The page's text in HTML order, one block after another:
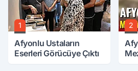
1
Afyonlu Ustaların
Eserleri Görücüye Çıktı
2